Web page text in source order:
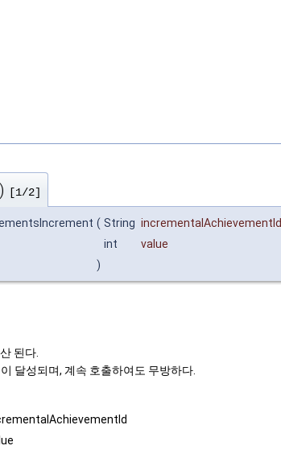
[1/2]
( String incrementalAchievementId
int
value
)
된다.
달성되며, 계속 호출하여도 무방하다.